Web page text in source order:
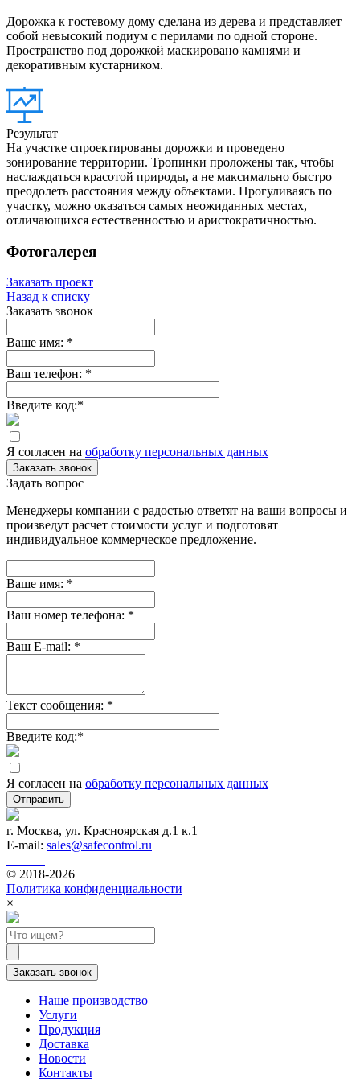
Дорожка к гостевому дому сделана из дерева и представляет
собой невысокий подиум с перилами по одной стороне.
Пространство под дорожкой маскировано камнями и
декоративным кустарником.
Результат
На участке спроектированы дорожки и проведено
зонирование территории. Тропинки проложены так, чтобы
наслаждаться красотой природы, а не максимально быстро
преодолеть расстояния между объектами. Прогуливаясь по
участку, можно оказаться самых неожиданных местах,
отличающихся естественностью и аристократичностью.
Фотогалерея
Заказать проект
Назад к списку
Заказать звонок
Ваше имя: *
Ваш телефон: *
Введите код:*
Я согласен на обработку персональных данных
Заказать звонок
Задать вопрос
Менеджеры компании с радостью ответят на ваши вопросы и
произведут расчет стоимости услуг и подготовят
индивидуальное коммерческое предложение.
Ваше имя: *
Ваш номер телефона: *
Ваш E-mail: *
Текст сообщения: *
Введите код:*
Я согласен на обработку персональных данных
Отправить
г. Москва, ул. Красноярская д.1 к.1
E-mail: sales@safecontrol.ru
© 2018-2026
Политика конфиденциальности
×
Заказать звонок
Наше производство
Услуги
Продукция
Доставка
Новости
Контакты